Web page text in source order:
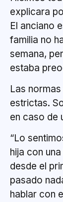
explicara
El anciano
familia no
semana,
estaba
Las
estrictas.
en caso de
“Lo
hija con
desde el
pasado
hablar con